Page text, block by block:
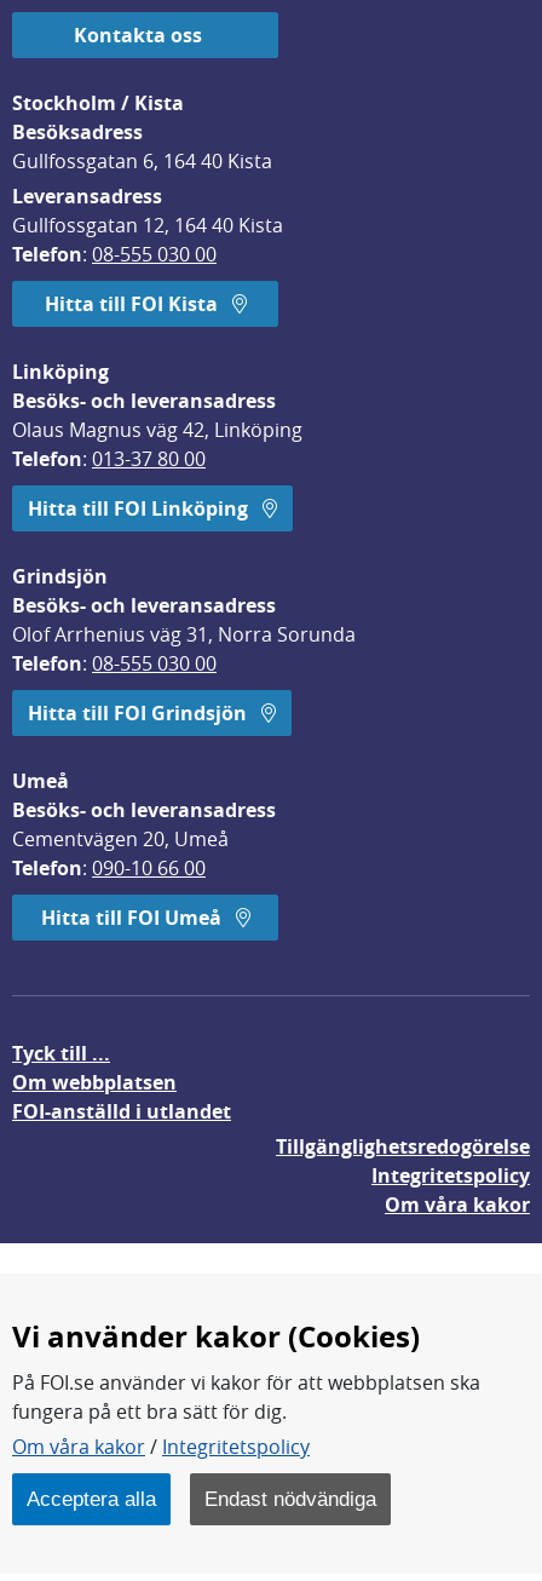
Kontakta oss
Stockholm / Kista
Besöksadress
Gullfossgatan 6, 164 40 Kista
Leveransadress
Gullfossgatan 12, 164 40 Kista
Telefon: 08-555 030 00
Hitta till FOI Kista
Linköping
Besöks- och leveransadress
Olaus Magnus väg 42, Linköping
Telefon: 013-37 80 00
Hitta till FOI Linköping
Grindsjön
Besöks- och leveransadress
Olof Arrhenius väg 31, Norra Sorunda
Telefon: 08-555 030 00
Hitta till FOI Grindsjön
Umeå
Besöks- och leveransadress
Cementvägen 20, Umeå
Telefon: 090-10 66 00
Hitta till FOI Umeå
Tyck till ...
Om webbplatsen
FOI-anställd i utlandet
Tillgänglighetsredogörelse
Integritetspolicy
Om våra kakor
FOI forskar för en säkrare värld.
FOI:s kärnverksamhet är forskning, metod- och
teknikutveckling samt analyser och studier.
Myndigheten ligger under Försvarsdepartementet.
Vi använder kakor (Cookies)
På FOI.se använder vi kakor för att webbplatsen ska
fungera på ett bra sätt för dig.
Om våra kakor/ Integritetspolicy
Acceptera alla Endast nödvändiga